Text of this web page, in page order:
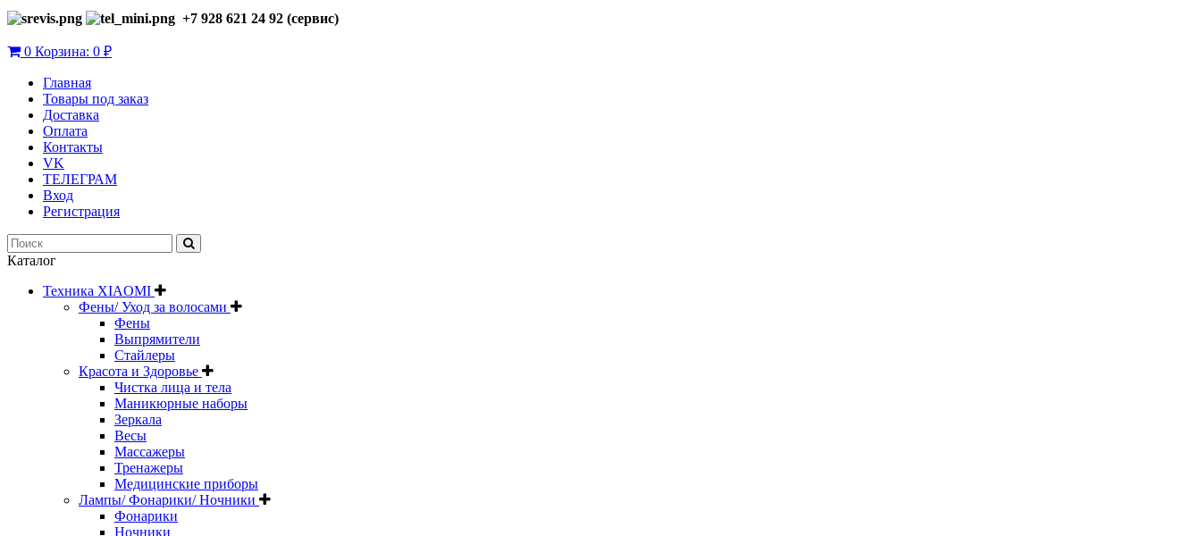
+7 928 621 24 92 (сервис)
0 Корзина: 0 ₽
Главная
Товары под заказ
Доставка
Оплата
Контакты
VK
ТЕЛЕГРАМ
Вход
Регистрация
Каталог
Техника XIAOMI
Фены/ Уход за волосами
Фены
Выпрямители
Стайлеры
Красота и Здоровье
Чистка лица и тела
Маникюрные наборы
Зеркала
Весы
Массажеры
Тренажеры
Медицинские приборы
Лампы/ Фонарики/ Ночники
Фонарики
Ночники